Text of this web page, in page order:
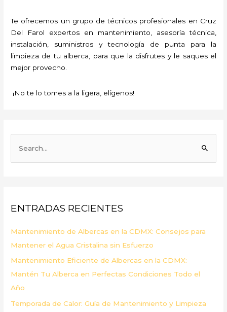
Te ofrecemos un grupo de técnicos profesionales en Cruz
Del Farol expertos en mantenimiento, asesoría técnica,
instalación, suministros y tecnología de punta para la
limpieza de tu alberca, para que la disfrutes y le saques el
mejor provecho.
¡No te lo tomes a la ligera, elígenos!
r
o
r
:
ENTRADAS RECIENTES
Mantenimiento de Albercas en la CDMX: Consejos para
Mantener el Agua Cristalina sin Esfuerzo
Mantenimiento Eficiente de Albercas en la CDMX:
Mantén Tu Alberca en Perfectas Condiciones Todo el
Año
Temporada de Calor: Guía de Mantenimiento y Limpieza